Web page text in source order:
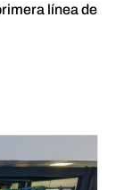
línea de